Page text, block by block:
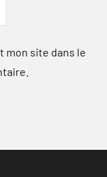
mon site dans le